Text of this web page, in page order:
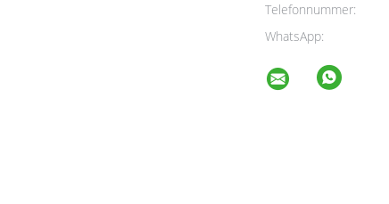
Telefonnummer:
WhatsApp: